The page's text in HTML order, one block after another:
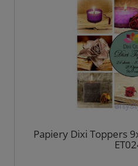
Papiery Dixi Toppers